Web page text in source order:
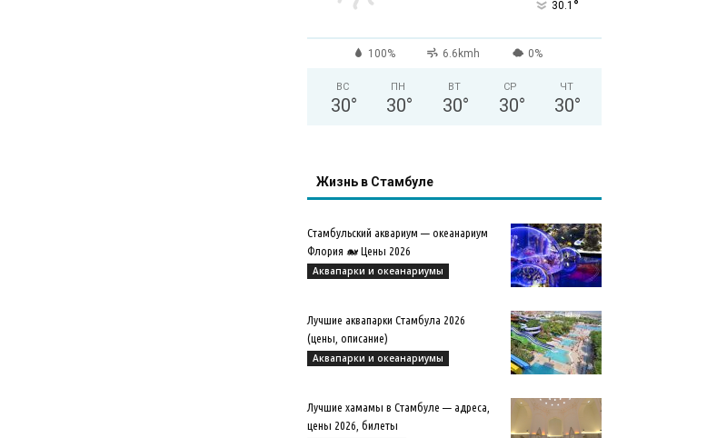
30.1 °
100% 6.6kmh 0%
ВС
30°
ПН
30°
ВТ
30°
СР
30°
ЧТ
30°
Жизнь в Стамбуле
Стамбульский аквариум — океанариум
Флория 🐋 Цены 2026
Аквапарки и океанариумы
Лучшие аквапарки Стамбула 2026
(цены, описание)
Аквапарки и океанариумы
Лучшие хамамы в Стамбуле — адреса,
цены 2026, билеты